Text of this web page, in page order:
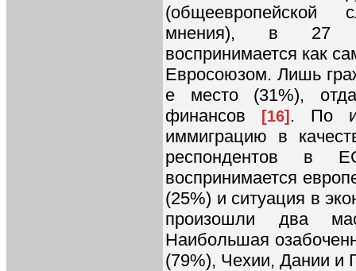
(общеевропейской
мнения), в 27
воспринимается как
Евросоюзом. Лишь
е место (31%),
финансов
[16]. По
иммиграцию в
респондентов в
воспринимается
(25%) и ситуация в
произошли два
Наибольшая
(79%), Чехии, Дании и